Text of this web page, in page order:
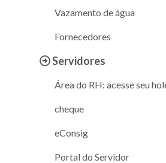
Vazamento de água
Fornecedores
Servidores
Área do RH: acesse seu
cheque
eConsig
Portal do Servidor